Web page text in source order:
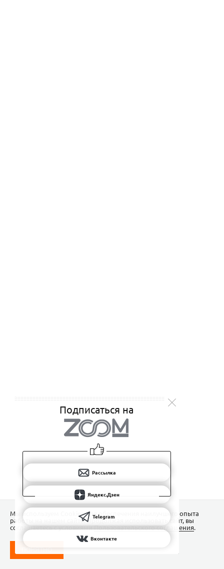
Подписаться на
Рассылка
Яндекс.Дзен
Telegram
Вконтакте
Мы используем Сookies для обеспечения наилучшего опыта
работы на нашем сайте. Продолжая использовать сайт, вы
соглашаетесь с условиямиПользовательского соглашения.
ПОНЯТНО